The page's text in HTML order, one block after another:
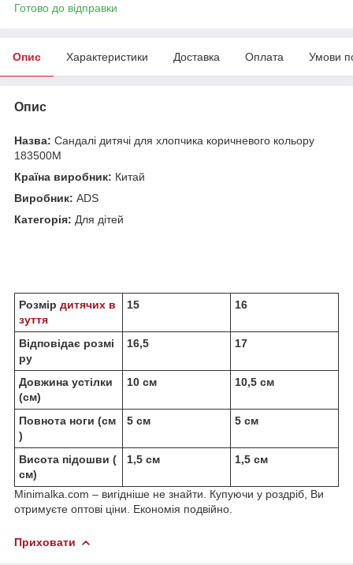
Готово до відправки
Опис Характеристики Доставка Оплата Умови
Опис
Назва: Сандалі дитячі для хлопчика коричневого кольору
183500M
Країна виробник: Китай
Виробник: АDS
Категорія: Для дітей
Розмір дитячих в
зуття
15 16
Відповідає розмі
ру
16,5 17
Довжина устілки
(см)
10 см 10,5 см
Повнота ноги (см
)
5 см 5 см
Висота підошви (
см)
1,5 см 1,5 см
Minimalka.com – вигідніше не знайти. Купуючи у роздріб, Ви
отримуєте оптові ціни. Економія подвійно.
Приховати